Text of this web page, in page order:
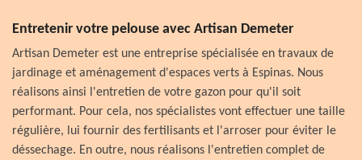
Entretenir votre pelouse avec Artisan Demeter
Artisan Demeter est une entreprise spécialisée en travaux de
jardinage et aménagement d'espaces verts à Espinas. Nous
réalisons ainsi l'entretien de votre gazon pour qu'il soit
performant. Pour cela, nos spécialistes vont effectuer une taille
régulière, lui fournir des fertilisants et l'arroser pour éviter le
déssechage. En outre, nous réalisons l'entretien complet de